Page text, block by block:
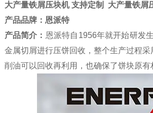
大产量铁屑压块机 支持定制
大产量铁屑
产品品牌： 恩派特
产品简介： 恩派特自1956年就开始研发
金属切屑进行压饼回收，整个生产过程
削油可以回收再利用，也确保了饼块原